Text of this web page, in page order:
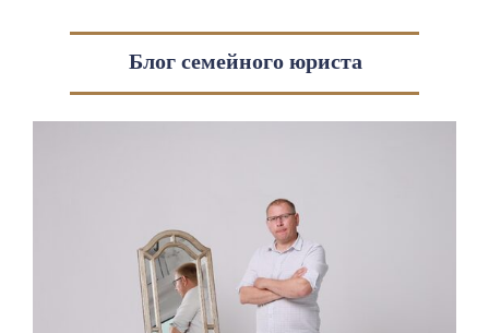
Блог семейного юриста